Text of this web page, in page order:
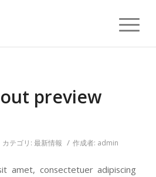
preview
カテゴリ: 最新情報 / 作成者: admin
amet, consectetuer adipiscing